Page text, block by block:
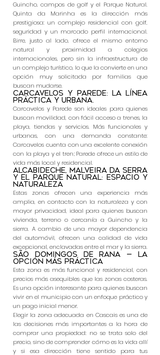
Guincho, campos de golf y el Parque Natural.
Quinta da Marinha es la dirección más
prestigiosa: un complejo residencial con golf,
seguridad y un marcado perfil internacional.
Birre, justo al lado, ofrece el mismo entorno
natural y proximidad a colegios
internacionales, pero sin la infraestructura de
un complejo turístico, lo que la convierte en una
opción muy solicitada por familias que
buscan mudarse.
Carcavelos y Parede: la línea
práctica y urbana.
Carcavelos y Parede son ideales para quienes
buscan movilidad, con fácil acceso a trenes, la
playa, tiendas y servicios. Más funcionales y
urbanas, con una demanda constante:
Carcavelos cuenta con una excelente conexión
con la playa y el tren; Parede ofrece un estilo de
vida más local y residencial.
Alcabideche, Malveira da Serra
y el Parque Natural: espacio y
naturaleza
Estas zonas ofrecen una experiencia más
amplia, en contacto con la naturaleza y con
mayor privacidad, ideal para quienes buscan
vivienda, terreno o cercanía a Guincho y la
sierra. A cambio de una mayor dependencia
del automóvil, ofrecen una calidad de vida
excepcional, enclavadas entre el mar y la sierra.
São Domingos de Rana — la
opción más práctica
Esta zona es más funcional y residencial, con
precios más asequibles que las zonas costeras.
Es una opción interesante para quienes buscan
vivir en el municipio con un enfoque práctico y
un pago inicial menor.
Elegir la zona adecuada en Cascais es una de
las decisiones más importantes a la hora de
comprar una propiedad: no se trata solo del
precio, sino de comprender cómo es la vida allí
y si esa dirección tiene sentido para tus